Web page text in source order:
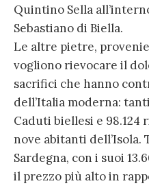
Quintino Sella
Sebastiano di Biella.
Le altre pietre,
vogliono rievocare il
sacrifici che hanno
dell’Italia moderna:
Caduti biellesi e 98.124
nove abitanti
Sardegna, con i suoi
il prezzo più alto in